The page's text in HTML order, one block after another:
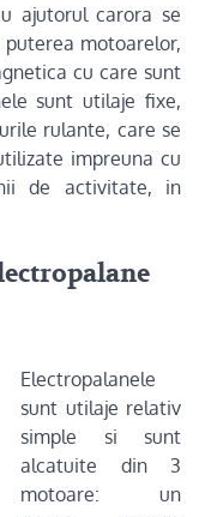
ajutorul carora se
motoarelor,
cu care sunt
sunt utilaje fixe,
rulante, care se
impreuna cu
de activitate, in
Electropalanele
sunt utilaje relativ
simple si sunt
alcatuite din 3
motoare: un